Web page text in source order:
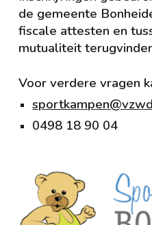
de gemeente
fiscale attesten en
mutualiteit
Voor verdere vragen
0498 18 90 04